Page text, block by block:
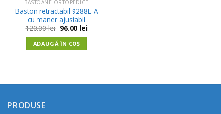
BASTOANE ORTOPEDICE
Baston retractabil 9288L-A
cu maner ajustabil
120.00lei Prețul
a
fost:
120.00 lei.
96.00 leiPrețul
ADAUGĂ ÎN COȘ
PRODUSE